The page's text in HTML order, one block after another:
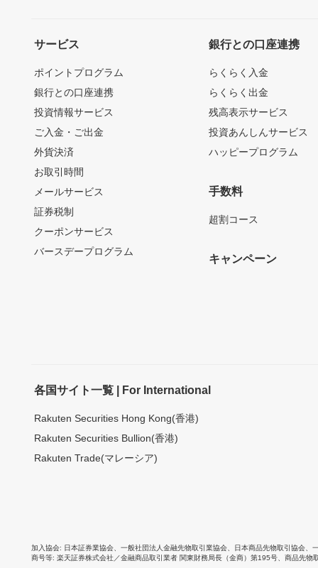
サービス
ポイントプログラム
銀行との口座連携
投資情報サービス
ご入金・ご出金
外貨決済
お取引時間
メールサービス
証券税制
クーポンサービス
バースデープログラム
銀行との口座連携
らくらく入金
らくらく出金
残高表示サービス
投資あんしんサービス
ハッピープログラム
手数料
超割コース
キャンペーン
各国サイト一覧 | For International
Rakuten Securities Hong Kong(香港)
Rakuten Securities Bullion(香港)
Rakuten Trade(マレーシア)
加入協会 日本証券業協会 一般社団法人金融先物取引業協会 日本商品先物取引協会
商号等 楽天証券株式会社／金融商品取引業者 関東財務局長（金商）第195号、商品先物